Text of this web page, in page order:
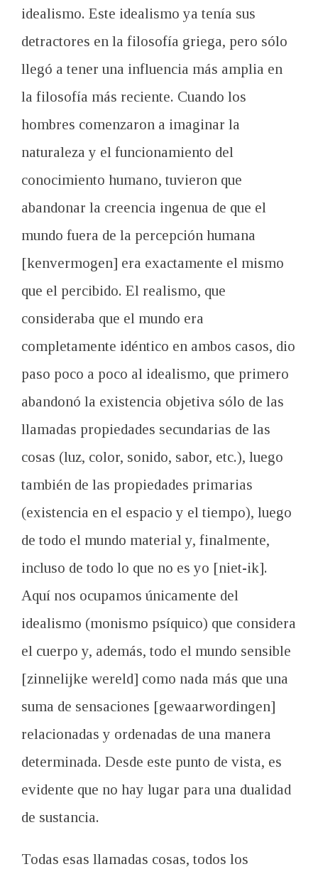
idealismo. Este idealismo ya tenía sus
detractores en la filosofía griega, pero sólo
llegó a tener una influencia más amplia en
la filosofía más reciente. Cuando los
hombres comenzaron a imaginar la
naturaleza y el funcionamiento del
conocimiento humano, tuvieron que
abandonar la creencia ingenua de que el
mundo fuera de la percepción humana
[kenvermogen] era exactamente el mismo
que el percibido. El realismo, que
consideraba que el mundo era
completamente idéntico en ambos casos, dio
paso poco a poco al idealismo, que primero
abandonó la existencia objetiva sólo de las
llamadas propiedades secundarias de las
cosas (luz, color, sonido, sabor, etc.), luego
también de las propiedades primarias
(existencia en el espacio y el tiempo), luego
de todo el mundo material y, finalmente,
incluso de todo lo que no es yo [niet-ik].
Aquí nos ocupamos únicamente del
idealismo (monismo psíquico) que considera
el cuerpo y, además, todo el mundo sensible
[zinnelijke wereld] como nada más que una
suma de sensaciones [gewaarwordingen]
relacionadas y ordenadas de una manera
determinada. Desde este punto de vista, es
evidente que no hay lugar para una dualidad
de sustancia.
Todas esas llamadas cosas, todos los